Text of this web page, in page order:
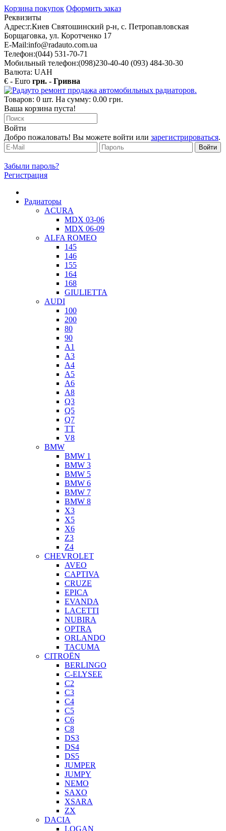
Корзина покупок Оформить заказ
Реквизиты
Адрес:г.Киев Святошинский р-н, с. Петропавловская
Борщаговка, ул. Коротченко 17
E-Mail:info@radauto.com.ua
Телефон:(044) 531-70-71
Мобильный телефон:(098)230-40-40 (093) 484-30-30
Валюта: UAH
€ - Euro грн. - Гривна
Товаров: 0 шт. На сумму: 0.00 грн.
Ваша корзина пуста!
Войти
Добро пожаловать! Вы можете войти или зарегистрироваться.
Забыли пароль?
Регистрация
Радиаторы
ACURA
MDX 03-06
MDX 06-09
ALFA ROMEO
145
146
155
164
168
GIULIETTA
AUDI
100
200
80
90
A1
A3
A4
A5
A6
A8
Q3
Q5
Q7
TT
V8
BMW
BMW 1
BMW 3
BMW 5
BMW 6
BMW 7
BMW 8
X3
X5
X6
Z3
Z4
CHEVROLET
AVEO
CAPTIVA
CRUZE
EPICA
EVANDA
LACETTI
NUBIRA
OPTRA
ORLANDO
TACUMA
CITROËN
BERLINGO
C-ELYSEE
C2
C3
C4
C5
C6
C8
DS3
DS4
DS5
JUMPER
JUMPY
NEMO
SAXO
XSARA
ZX
DACIA
LOGAN